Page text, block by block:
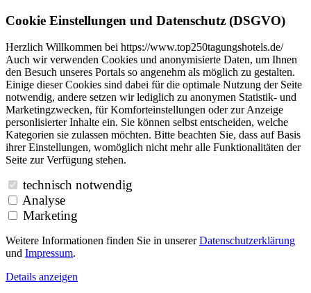
Cookie Einstellungen und Datenschutz (DSGVO)
Herzlich Willkommen bei https://www.top250tagungshotels.de/
Auch wir verwenden Cookies und anonymisierte Daten, um Ihnen
den Besuch unseres Portals so angenehm als möglich zu gestalten.
Einige dieser Cookies sind dabei für die optimale Nutzung der Seite
notwendig, andere setzen wir lediglich zu anonymen Statistik- und
Marketingzwecken, für Komforteinstellungen oder zur Anzeige
personlisierter Inhalte ein. Sie können selbst entscheiden, welche
Kategorien sie zulassen möchten. Bitte beachten Sie, dass auf Basis
ihrer Einstellungen, womöglich nicht mehr alle Funktionalitäten der
Seite zur Verfügung stehen.
technisch notwendig
Analyse
Marketing
Weitere Informationen finden Sie in unsererDatenschutzerklärung
und Impressum.
Details anzeigen